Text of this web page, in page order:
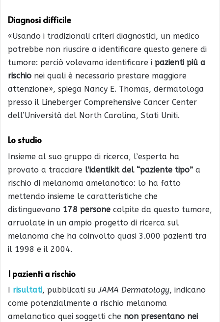
Diagnosi difficile
«Usando i tradizionali criteri diagnostici, un medico
potrebbe non riuscire a identificare questo genere di
tumore: perciò volevamo identificare i pazienti più a
rischio nei quali è necessario prestare maggiore
attenzione», spiega Nancy E. Thomas, dermatologa
presso il Lineberger Comprehensive Cancer Center
dell’Università del North Carolina, Stati Uniti.
Lo studio
Insieme al suo gruppo di ricerca, l’esperta ha
provato a tracciare l’identikit del “paziente tipo” a
rischio di melanoma amelanotico: lo ha fatto
mettendo insieme le caratteristiche che
distinguevano 178 persone colpite da questo tumore,
arruolate in un ampio progetto di ricerca sul
melanoma che ha coinvolto quasi 3.000 pazienti tra
il 1998 e il 2004.
I pazienti a rischio
I risultati, pubblicati suJAMA Dermatology, indicano
come potenzialmente a rischio melanoma
amelanotico quei soggetti che non presentano nei